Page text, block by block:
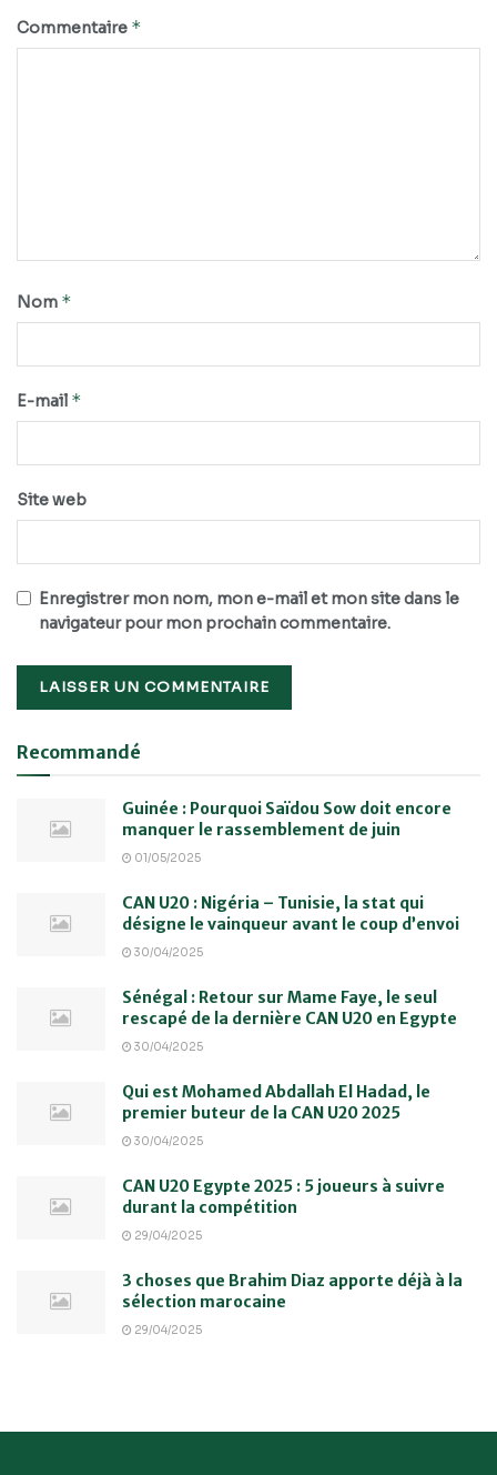
Commentaire *
Nom *
E-mail *
Site web
Enregistrer mon nom, mon e-mail et mon site dans le
navigateur pour mon prochain commentaire.
Recommandé
Guinée : Pourquoi Saïdou Sow doit encore
manquer le rassemblement de juin
01/05/2025
CAN U20 : Nigéria – Tunisie, la stat qui
désigne le vainqueur avant le coup d’envoi
30/04/2025
Sénégal : Retour sur Mame Faye, le seul
rescapé de la dernière CAN U20 en Egypte
30/04/2025
Qui est Mohamed Abdallah El Hadad, le
premier buteur de la CAN U20 2025
30/04/2025
CAN U20 Egypte 2025 : 5 joueurs à suivre
durant la compétition
29/04/2025
3 choses que Brahim Diaz apporte déjà à la
sélection marocaine
29/04/2025